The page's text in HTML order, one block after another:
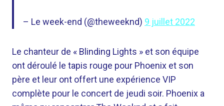
– Le week-end (@theweeknd) 9 juillet 2022
Le chanteur de « Blinding Lights » et son équipe
ont déroulé le tapis rouge pour Phoenix et son
père et leur ont offert une expérience VIP
complète pour le concert de jeudi soir. Phoenix a